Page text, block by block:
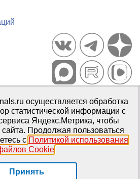
PsyJournals.ru, 2007–2026
СМИЭл № ФС77-66447 от 14 июля
осуществляется обработка
статистической информации с
Яндекс.Метрика, чтобы
сайта. Продолжая пользоваться
с Политикой использования
Cookie.
Принять